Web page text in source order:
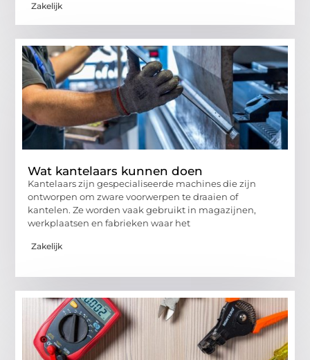
Zakelijk
Wat kantelaars kunnen doen
Kantelaars zijn gespecialiseerde machines die zijn
ontworpen om zware voorwerpen te draaien of
kantelen. Ze worden vaak gebruikt in magazijnen,
werkplaatsen en fabrieken waar het
Zakelijk